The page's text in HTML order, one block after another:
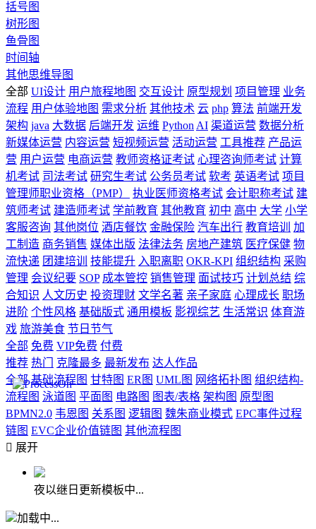
括号图
树形图
鱼骨图
时间轴
其他思维导图
全部 UI设计 用户旅程地图 交互设计 原型规划 项目管理 业务
流程 用户体验地图 需求分析 其他技术 云 php 算法 前端开发
架构 java 大数据 后端开发 运维 Python AI 渠道运营 数据分析
新媒体运营 内容运营 短视频运营 活动运营 工具推荐 产品运
营 用户运营 电商运营 教师资格证考试 心理咨询师考试 计算
机考试 司法考试 研究生考试 公务员考试 软考 英语考试 项目
管理师职业资格（PMP）
执业医师资格考试 会计职称考试 建
筑师考试 建造师考试 学前教育 其他教育 初中 高中 大学 小学
客服咨询 其他岗位 酒店餐饮 金融保险 汽车出行 教育培训
加
工制造 商务销售 媒体出版 法律法务 房地产建筑 医疗保健 物
流快递 团建培训 技能提升 入职离职 OKR-KPI 组织结构 采购
管理 会议纪要 SOP 成本管控 销售管理 面试技巧 计划总结 综
合知识 人文历史 投资理财 文学名著 亲子家庭 心理成长 职场
进阶 个性风格 基础版式 通用模板 影视综艺 生活常识 体育游
戏 旅游美食 节日节气
全部 免费 VIP免费 付费
推荐 热门 克隆最多 最新发布 达人作品
全部 基础流程图 甘特图 ER图 UML图 网络拓扑图 组织结构-
流程图 泳道图 平面图 电路图 图表/表格 架构图 原型图
BPMN2.0 韦恩图 关系图 逻辑图 魏朱商业模式 EPC事件过程
链图 EVC企业价值链图 其他流程图
 展开
夜以继日更新模板中...
加载中...